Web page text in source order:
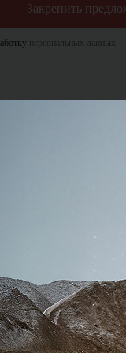
Закрепить
персональных данных
осуществляет